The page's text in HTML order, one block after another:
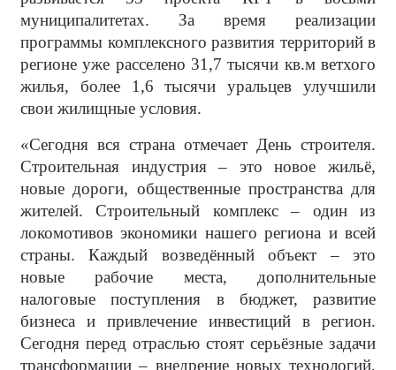
муниципалитетах. За время реализации
программы комплексного развития территорий в
регионе уже расселено 31,7 тысячи кв.м ветхого
жилья, более 1,6 тысячи уральцев улучшили
свои жилищные условия.
«Сегодня вся страна отмечает День строителя.
Строительная индустрия – это новое жильё,
новые дороги, общественные пространства для
жителей. Строительный комплекс – один из
локомотивов экономики нашего региона и всей
страны. Каждый возведённый объект – это
новые рабочие места, дополнительные
налоговые поступления в бюджет, развитие
бизнеса и привлечение инвестиций в регион.
Сегодня перед отраслью стоят серьёзные задачи
трансформации – внедрение новых технологий,